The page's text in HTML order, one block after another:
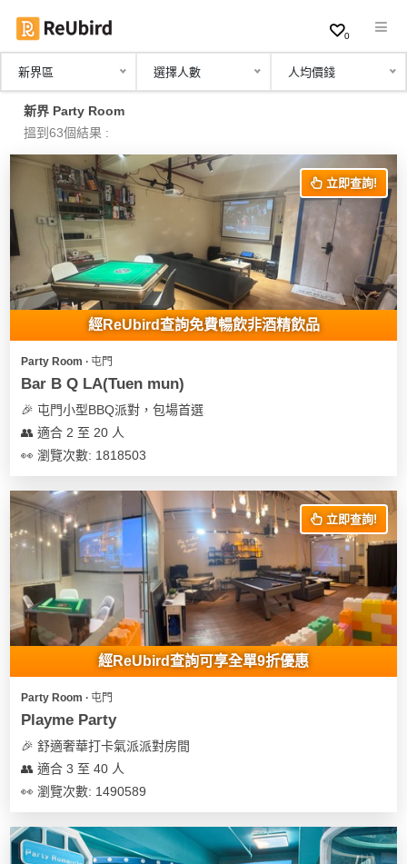
繁
中
EN
登
入
冊
服
務
及
產
品
類
Room
到
特
色
蛋
糕
花
束
類
型
Party
朋
友
聚
會
慶
動
攻
略
活
動
攻
員
計
0
新界區 選擇人數 人均價錢
新界 Party Room
搵到63個結果 :
立即查詢!
經ReUbird查詢免費暢飲非酒精飲品
Party Room ∙ 屯門
Bar B Q LA(Tuen mun)
🎉 屯門小型BBQ派對，包場首選
👥 適合 2 至 20 人
👀 瀏覽次數: 1818503
立即查詢!
經ReUbird查詢可享全單9折優惠
Party Room ∙ 屯門
Playme Party
🎉 舒適奢華打卡氣派派對房間
👥 適合 3 至 40 人
👀 瀏覽次數: 1490589